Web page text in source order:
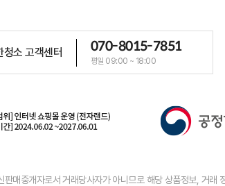
청소 고객센터 070-8015-7851
평일 09:00 ~ 18:00
매중개자로서 거래당사자가 아니므로 해당 상품정보, 거래